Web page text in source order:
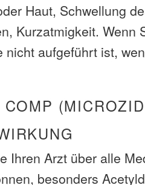
Haut, Schwellung
Kurzatmigkeit. Wenn
nicht aufgeführt ist,
COMP
Ihren Arzt über alle
besonders